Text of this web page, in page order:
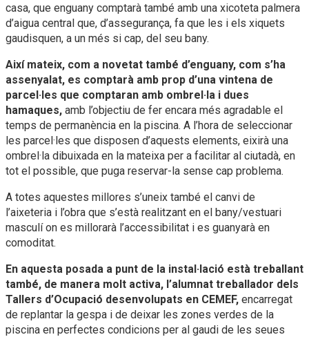
casa, que enguany comptarà també amb una xicoteta palmera
d’aigua central que, d’assegurança, fa que les i els xiquets
gaudisquen, a un més si cap, del seu bany.
Així mateix, com a novetat també d’enguany, com s’ha
assenyalat, es comptarà amb prop d’una vintena de
parcel·les que comptaran amb ombrel·la i dues
hamaques, amb l’objectiu de fer encara més agradable el
temps de permanència en la piscina. A l’hora de seleccionar
les parcel·les que disposen d’aquests elements, eixirà una
ombrel·la dibuixada en la mateixa per a facilitar al ciutadà, en
tot el possible, que puga reservar-la sense cap problema.
A totes aquestes millores s’uneix també el canvi de
l’aixeteria i l’obra que s’està realitzant en el bany/vestuari
masculí on es millorarà l’accessibilitat i es guanyarà en
comoditat.
En aquesta posada a punt de la instal·lació està treballant
també, de manera molt activa, l’alumnat treballador dels
Tallers d’Ocupació desenvolupats en CEMEF, encarregat
de replantar la gespa i de deixar les zones verdes de la
piscina en perfectes condicions per al gaudi de les seues